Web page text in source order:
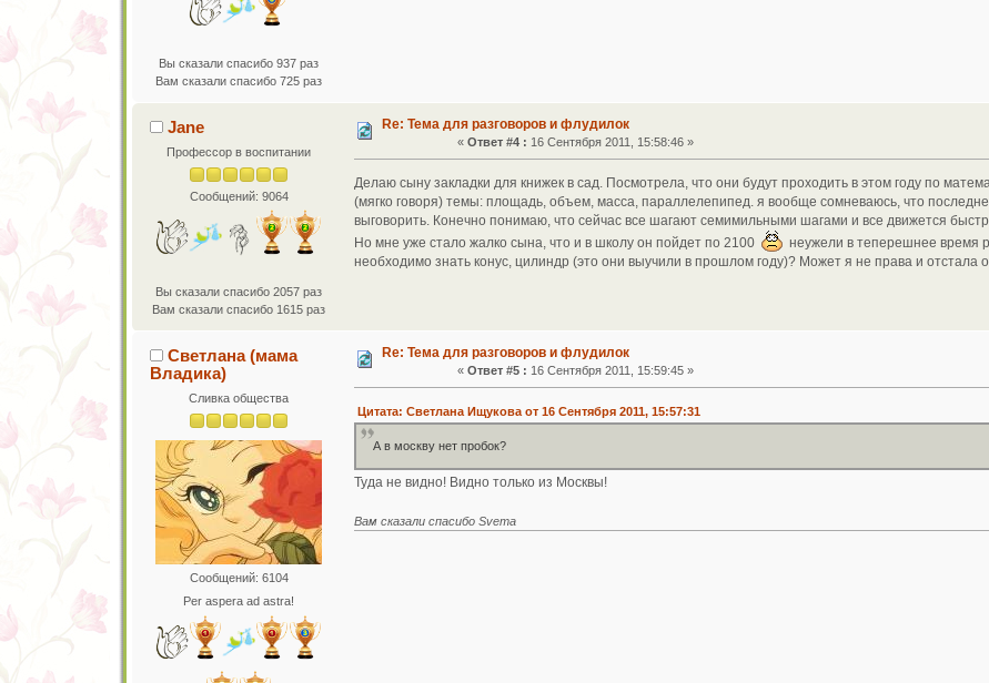
Вы сказали спасибо 937 раз
Вам сказали спасибо 725 раз
Jane
Профессор в воспитании
Сообщений: 9064
Вы сказали спасибо 2057 раз
Вам сказали спасибо 1615 раз
Re: Тема для разговоров и флудилок
«Ответ #4 : 16 Сентября 2011, 15:58:46 »
Делаю сыну закладки для книжек в сад. Посмотрела, что они будут проходить в этом году по
(мягко говоря) темы: площадь, объем, масса, параллелепипед. я вообще сомневаюсь, что
выговорить. Конечно понимаю, что сейчас все шагают семимильными шагами и все движется
Но мне уже стало жалко сына, что и в школу он пойдет по 2100
неужели в теперешнее время
необходимо знать конус, цилиндр (это они выучили в прошлом году)? Может я не права и отстала
Светлана (мама
Владика)
Сливка общества
Сообщений: 6104
Per aspera ad astra!
Re: Тема для разговоров и флудилок
«Ответ #5 : 16 Сентября 2011, 15:59:45 »
Цитата: Светлана Ищукова от 16 Сентября 2011, 15:57:31
А в москву нет пробок?
Туда не видно! Видно только из Москвы!
Вам сказали спасибо Sveта